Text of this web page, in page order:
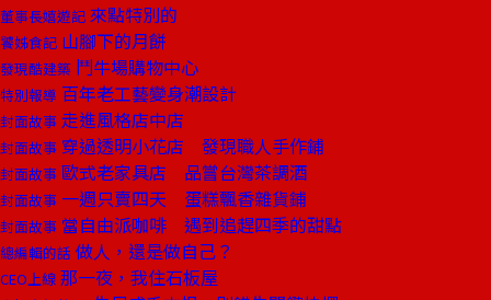
董事長嬉遊記 來點特別的
饕姊食記 山腳下的月餅
發現酷建築 鬥牛場購物中心
特別報導 百年老工藝變身潮設計
封面故事 走進風格店中店
封面故事 穿過透明小花店 發現職人手作鋪
封面故事 歐式老家具店 品嘗台灣茶調酒
封面故事 一週只賣四天 蛋糕飄香雜貨鋪
封面故事 當自由派咖啡 遇到追趕四季的甜點
總編輯的話 做人，還是做自己？
CEO上線 那一夜，我住石板屋